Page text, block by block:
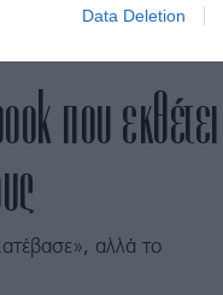
Data Deletion
που εκθέτει
αλλά το